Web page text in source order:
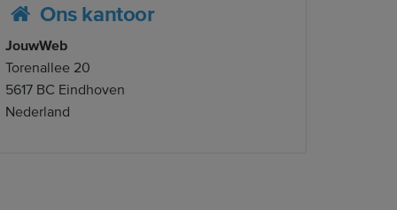
Ons kantoor
JouwWeb
Torenallee 20
5617 BC Eindhoven
Nederland